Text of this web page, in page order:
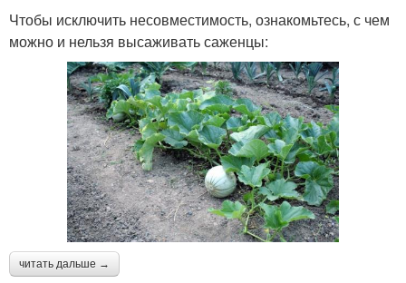
Чтобы исключить несовместимость, ознакомьтесь, с чем
можно и нельзя высаживать саженцы:
читать дальше →